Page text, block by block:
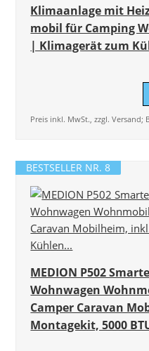
Klimaanlage mit
mobil für Camping
| Klimagerät zum
Preis inkl. MwSt., zzgl. Versand;
BESTSELLER NR. 8
MEDION P502
Wohnwagen
Camper Caravan
Montagekit, 5000